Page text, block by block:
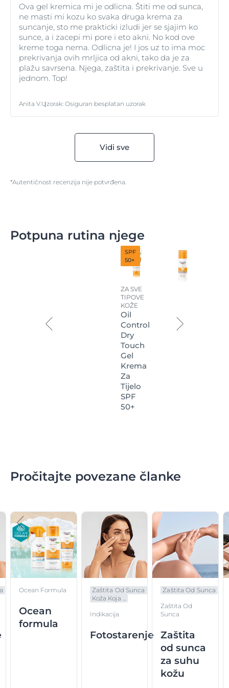
Ova gel kremica mi je odlicna. Štiti me od sunca,
ne masti mi kozu ko svaka druga krema za
suncanje, sto me prakticki izludi jer se sjajim ko
sunce, a i zacepi mi pore i eto akni. No kod ove
kreme toga nema. Odlicna je! I jos uz to ima moc
prekrivanja ovih mrljica od akni, tako da je za
plažu savrsena. Njega, zaštita i prekrivanje. Sve u
jednom. Top!
Anita V. Uzorak: Osiguran besplatan uzorak
Vidi sve
*Autentičnost recenzija nije potvrđena.
Potpuna rutina njege
SPF
50+
ZA SVE
TIPOVE
KOŽE
Oil
Control
Dry
Touch
Gel
Krema
Za
Tijelo
SPF
50+
Pročitajte povezane članke
Ocean Formula
Ocean
formula
Zaštita Od Sunca
Koža Koja ...
Indikacija
Fotostarenje
Zaštita Od Sunca
Zaštita Od
Sunca
Zaštita
od sunca
za suhu
kožu